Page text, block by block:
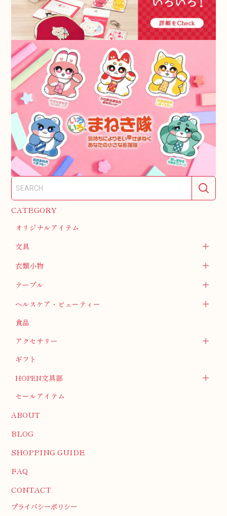
CATEGORY
オリジナルアイテム
文具
衣類小物
テーブル
ヘルスケア・ビューティー
食品
アクセサリー
ギフト
HOPEN文具部
セールアイテム
ABOUT
BLOG
SHOPPING GUIDE
FAQ
CONTACT
プライバシーポリシー